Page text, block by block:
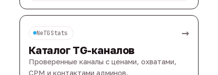
NeTGStats →
Каталог TG-каналов
Проверенные каналы с ценами, охватами,
CPM и контактами админов.